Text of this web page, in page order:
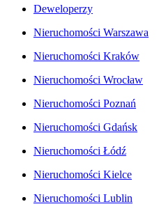
Deweloperzy
Nieruchomości Warszawa
Nieruchomości Kraków
Nieruchomości Wrocław
Nieruchomości Poznań
Nieruchomości Gdańsk
Nieruchomości Łódź
Nieruchomości Kielce
Nieruchomości Lublin